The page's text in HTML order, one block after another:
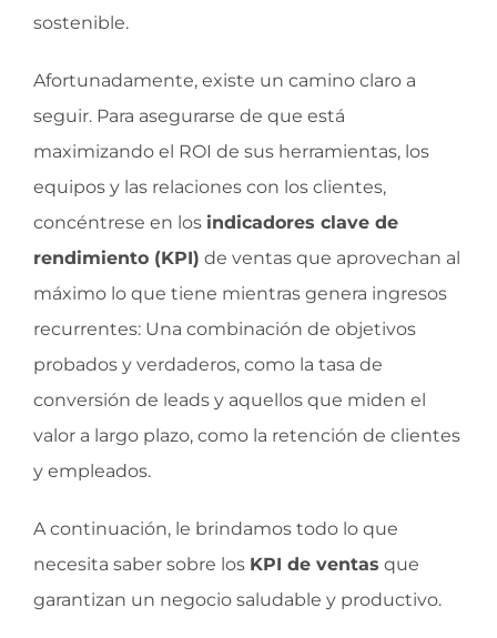
sostenible.
Afortunadamente, existe un camino claro a
seguir. Para asegurarse de que está
maximizando el ROI de sus herramientas, los
equipos y las relaciones con los clientes,
concéntrese en los indicadores clave de
rendimiento (KPI) de ventas que aprovechan al
máximo lo que tiene mientras genera ingresos
recurrentes: Una combinación de objetivos
probados y verdaderos, como la tasa de
conversión de leads y aquellos que miden el
valor a largo plazo, como la retención de clientes
y empleados.
A continuación, le brindamos todo lo que
necesita saber sobre los KPI de ventas que
garantizan un negocio saludable y productivo.